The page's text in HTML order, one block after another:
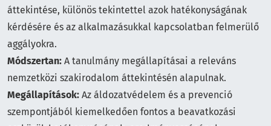
áttekintése, különös tekintettel azok hatékonyságának
kérdésére és az alkalmazásukkal kapcsolatban felmerülő
aggályokra.
Módszertan: A tanulmány megállapításai a releváns
nemzetközi szakirodalom áttekintésén alapulnak.
Megállapítások: Az áldozatvédelem és a prevenció
szempontjából kiemelkedően fontos a beavatkozási